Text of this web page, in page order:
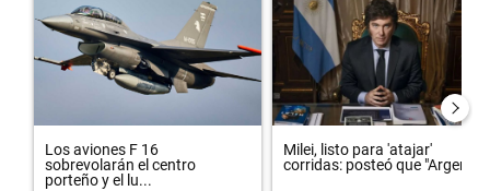
Los aviones F 16
sobrevolarán el centro
porteño y el lu...
Milei, listo para 'atajar'
corridas: posteó que "Argent...